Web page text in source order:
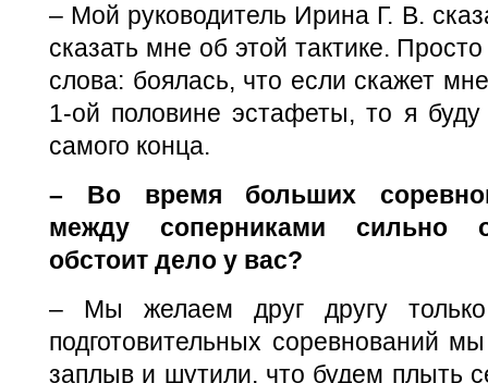
– Мой руководитель Ирина Г. В.
сказать мне об этой тактике.
слова: боялась, что если скажет
1-ой половине эстафеты, то я
самого конца.
– Во время больших
между соперниками сильно
обстоит дело у вас?
– Мы желаем друг другу
подготовительных соревнований
заплыв и шутили, что будем плыть